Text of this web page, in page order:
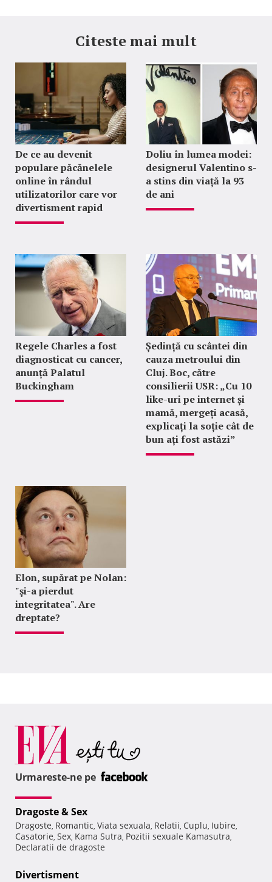
Citeste mai mult
De ce au devenit
populare păcănelele
online în rândul
utilizatorilor care vor
divertisment rapid
Doliu în lumea modei:
designerul Valentino s-
a stins din viață la 93
de ani
Regele Charles a fost
diagnosticat cu cancer,
anunță Palatul
Buckingham
Ședință cu scântei din
cauza metroului din
Cluj. Boc, către
consilierii USR: „Cu 10
like-uri pe internet și
mamă, mergeți acasă,
explicați la soție cât de
bun ați fost astăzi”
Elon, supărat pe Nolan:
"şi-a pierdut
integritatea". Are
dreptate?
Urmareste-ne pe
Dragoste & Sex
Dragoste, Romantic, Viata sexuala, Relatii, Cuplu, Iubire,
Casatorie, Sex, Kama Sutra, Pozitii sexuale Kamasutra,
Declaratii de dragoste
Divertisment